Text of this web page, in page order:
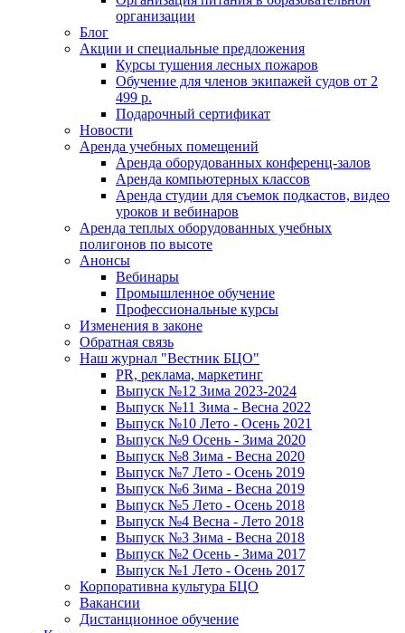
организации
Блог
Акции и специальные предложения
Курсы тушения лесных пожаров
Обучение для членов экипажей судов от 2
499 р.
Подарочный сертификат
Новости
Аренда учебных помещений
Аренда оборудованных конференц-залов
Аренда компьютерных классов
Аренда студии для съемок подкастов, видео
уроков и вебинаров
Аренда теплых оборудованных учебных
полигонов по высоте
Анонсы
Вебинары
Промышленное обучение
Профессиональные курсы
Изменения в законе
Обратная связь
Наш журнал "Вестник БЦО"
PR, реклама, маркетинг
Выпуск №12 Зима 2023-2024
Выпуск №11 Зима - Весна 2022
Выпуск №10 Лето - Осень 2021
Выпуск №9 Осень - Зима 2020
Выпуск №8 Зима - Весна 2020
Выпуск №7 Лето - Осень 2019
Выпуск №6 Зима - Весна 2019
Выпуск №5 Лето - Осень 2018
Выпуск №4 Весна - Лето 2018
Выпуск №3 Зима - Весна 2018
Выпуск №2 Осень - Зима 2017
Выпуск №1 Лето - Осень 2017
Корпоративна культура БЦО
Вакансии
Дистанционное обучение